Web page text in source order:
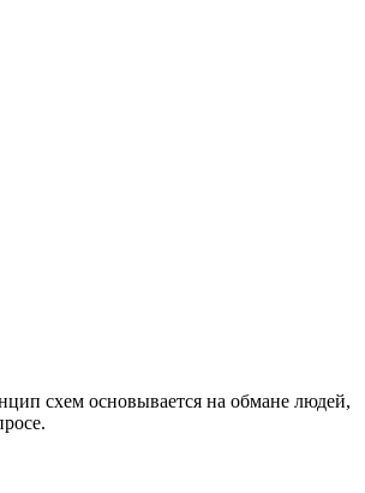
схем основывается на обмане людей,